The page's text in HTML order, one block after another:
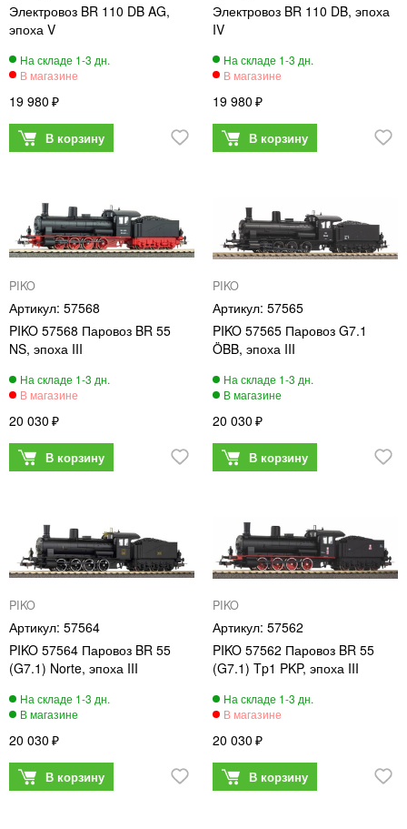
Электровоз BR 110 DB AG,
эпоха V
19 980
Электровоз BR 110 DB, эпоха
IV
19 980
PIKO
57568
PIKO 57568 Паровоз BR 55
NS, эпоха III
20 030
PIKO
57565
PIKO 57565 Паровоз G7.1
ÖBB, эпоха III
20 030
PIKO
57564
PIKO 57564 Паровоз BR 55
(G7.1) Norte, эпоха III
20 030
PIKO
57562
PIKO 57562 Паровоз BR 55
(G7.1) Tp1 PKP, эпоха III
20 030